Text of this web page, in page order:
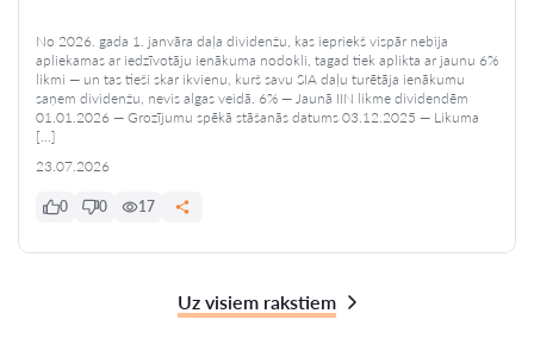
No 2026. gada 1. janvāra daļa dividenžu, kas iepriekš vispār nebija
apliekamas ar iedzīvotāju ienākuma nodokli, tagad tiek aplikta ar jaunu 6%
likmi — un tas tieši skar ikvienu, kurš savu SIA daļu turētāja ienākumu
saņem dividenžu, nevis algas veidā. 6% — Jaunā IIN likme dividendēm
01.01.2026 — Grozījumu spēkā stāšanās datums 03.12.2025 — Likuma
[…]
23.07.2026
0 0 17
Uz visiem rakstiem